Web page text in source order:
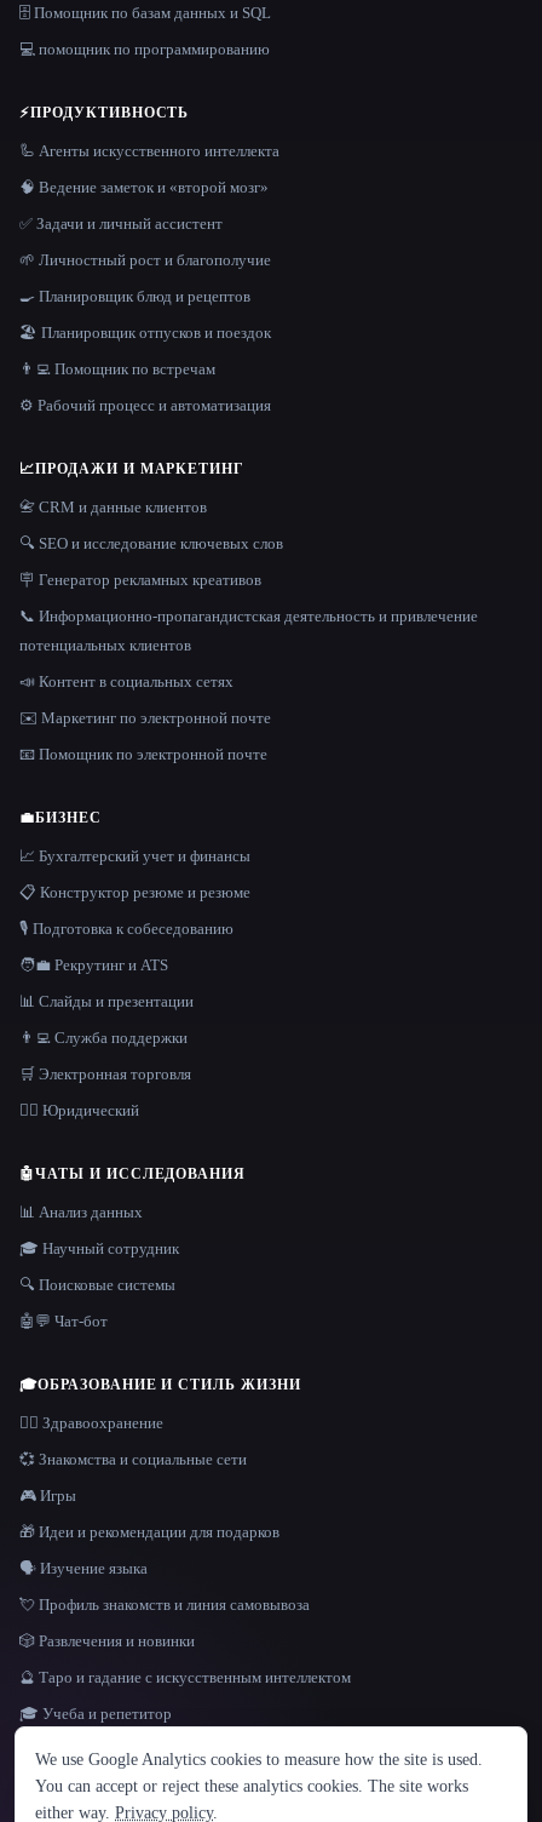
ЯЗЫК
English español Français Русский 简体中文
Hindi
🗄️ Помощник по базам данных и SQL
💻 помощник по программированию
⚡ПРОДУКТИВНОСТЬ
🦾 Агенты искусственного интеллекта
🧠 Ведение заметок и «второй мозг»
✅ Задачи и личный ассистент
🌱 Личностный рост и благополучие
🍳 Планировщик блюд и рецептов
🏖 Планировщик отпусков и поездок
👨‍💻 Помощник по встречам
⚙️ Рабочий процесс и автоматизация
📈ПРОДАЖИ И МАРКЕТИНГ
📇 CRM и данные клиентов
🔍 SEO и исследование ключевых слов
🪧 Генератор рекламных креативов
📞 Информационно-пропагандистская деятельность и привлечение
потенциальных клиентов
📣 Контент в социальных сетях
✉️ Маркетинг по электронной почте
📧 Помощник по электронной почте
💼БИЗНЕС
📈 Бухгалтерский учет и финансы
📋 Конструктор резюме и резюме
🎙️ Подготовка к собеседованию
🧑‍💼 Рекрутинг и ATS
📊 Слайды и презентации
👨‍💻 Служба поддержки
🛒 Электронная торговля
👩‍⚖️ Юридический
🤖ЧАТЫ И ИССЛЕДОВАНИЯ
📊 Анализ данных
🎓 Научный сотрудник
🔍 Поисковые системы
🤖💬 Чат-бот
🎓ОБРАЗОВАНИЕ И СТИЛЬ ЖИЗНИ
👩‍⚕️ Здравоохранение
💞 Знакомства и социальные сети
🎮 Игры
🎁 Идеи и рекомендации для подарков
🗣️ Изучение языка
💘 Профиль знакомств и линия самовывоза
🎲 Развлечения и новинки
🔮 Таро и гадание с искусственным интеллектом
🎓 Учеба и репетитор
© 2026 That AI Collection. Все права защищены.
We use Google Analytics cookies to measure how the site is used.
You can accept or reject these analytics cookies. The site works
either way. Privacy policy.